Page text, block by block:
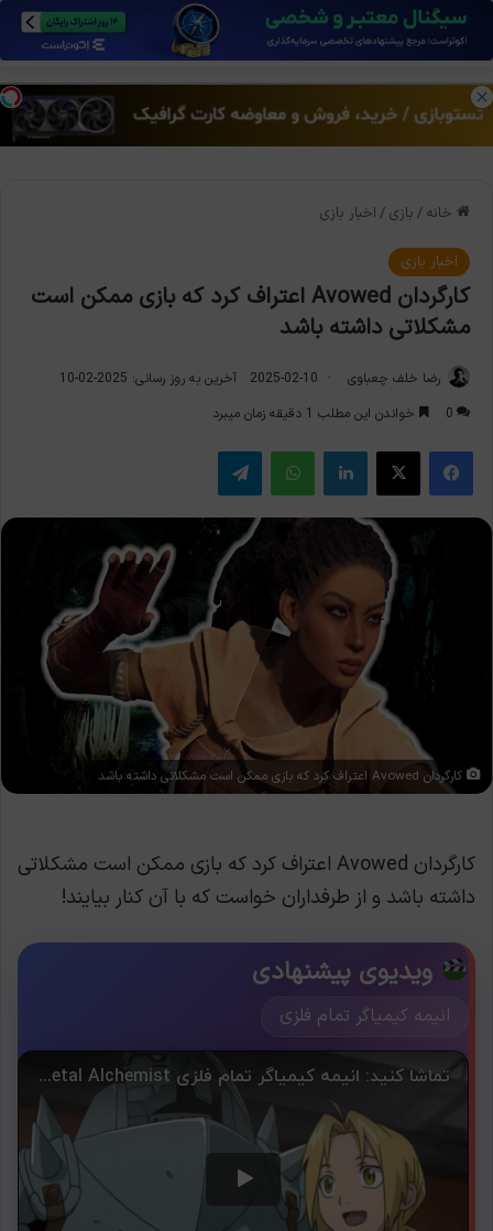
منو
خانه / بازی / اخبار بازی
اخبار بازی
کارگردان Avowed اعتراف کرد که بازی ممکن است
مشکلاتی داشته باشد
رضا خلف چعباوی 2025-02-10
آخرین به روز رسانی: 2025-02-10
0
خواندن این مطلب 1 دقیقه زمان میبرد
فیس بوک X لینکدین واتس آپ تلگرام
کارگردان Avowed اعتراف کرد که بازی ممکن است مشکلاتی داشته باشد
کارگردان Avowed اعتراف کرد که بازی ممکن است مشکلاتی
داشته باشد و از طرفداران خواست که با آن کنار بیایند!
ویدیوی پیشنهادی
انیمه کیمیاگر تمام فلزی